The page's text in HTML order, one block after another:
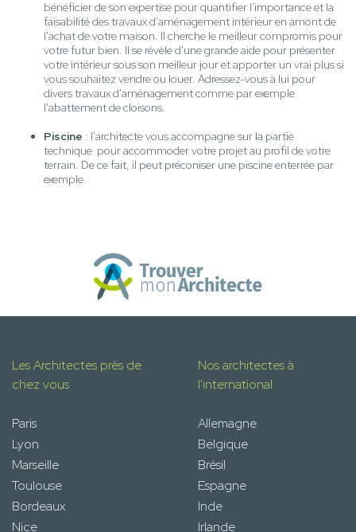
bénéficier de son expertise pour quantifier l'importance et la
faisabilité des travaux d’aménagement intérieur en amont de
l'achat de votre maison. Il cherche le meilleur compromis pour
votre futur bien. Il se révèle d'une grande aide pour présenter
votre intérieur sous son meilleur jour et apporter un vrai plus si
vous souhaitez vendre ou louer. Adressez-vous à lui pour
divers travaux d'aménagement comme par exemple
l'abattement de cloisons.
Piscine : l'architecte vous accompagne sur la partie
technique pour accommoder votre projet au profil de votre
terrain. De ce fait, il peut préconiser une piscine enterrée par
exemple.
Les Architectes près de
chez vous
Paris
Lyon
Marseille
Toulouse
Bordeaux
Nice
Nos architectes à
l'international
Allemagne
Belgique
Brésil
Espagne
Inde
Irlande